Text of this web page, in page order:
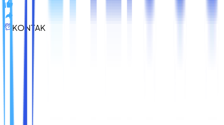
KONTAK